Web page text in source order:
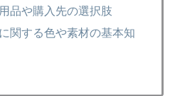
品や購入先の選択肢
関する色や素材の基本知